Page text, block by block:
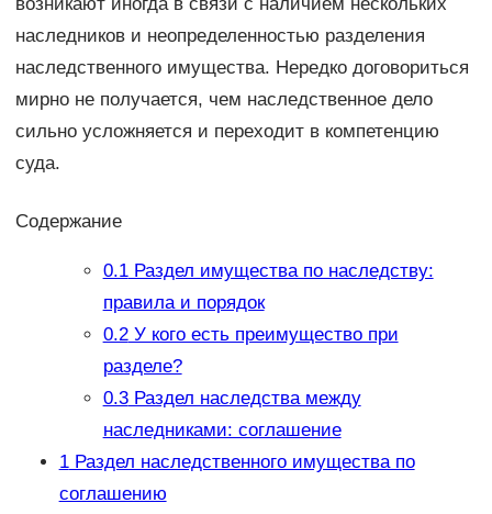
наследников и неопределенностью разделения
наследственного имущества. Нередко договориться
мирно не получается, чем наследственное дело
сильно усложняется и переходит в компетенцию
суда.
Содержание
0.1Раздел имущества по наследству:
правила и порядок
0.2У кого есть преимущество при
разделе?
0.3Раздел наследства между
наследниками: соглашение
1Раздел наследственного имущества по
соглашению